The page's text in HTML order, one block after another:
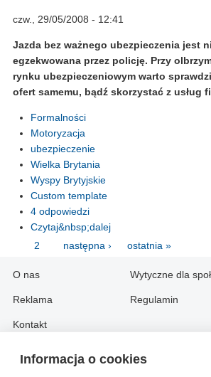
Informacja o cookies
czw., 29/05/2008 - 12:41
Jazda bez ważnego ubezpieczenia jest
egzekwowana przez policję. Przy
rynku ubezpieczeniowym warto
ofert samemu, bądź skorzystać z usług
Formalności
Motoryzacja
ubezpieczenie
Wielka Brytania
Wyspy Brytyjskie
Custom template
4 odpowiedzi
Czytaj&nbsp;dalej
2 następna › ostatnia »
O nas
Reklama
Kontakt
Wytyczne dla
Regulamin
Information in English: